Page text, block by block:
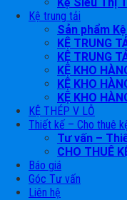
Kệ trung tải
Sản phẩm
KỆ TRUNG
KỆ TRUNG
KỆ KHO
KỆ KHO
KỆ KHO
KỆ THÉP V LỖ
Thiết kế – Cho thuê
Tư vấn –
CHO THUÊ
Báo giá
Góc Tư vấn
Liên hệ